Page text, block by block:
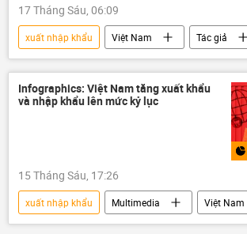
17 Tháng Sáu, 06:09
xuất nhập khẩu Việt Nam
Tác giả
Quan điểm-Ý kiến
Kinh tế
chiến lược phát triển kinh tế
FDI
công nghệ
thương mại
sản xuất
Công nghiệp
Infographics: Việt Nam tăng xuất khẩu
và nhập khẩu lên mức kỷ lục
15 Tháng Sáu, 17:26
xuất nhập khẩu Multimedia
Việt Nam
Kinh tế
xuất khẩu
nhập khẩu